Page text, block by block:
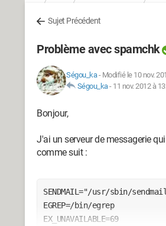
Sujet Précédent
Problème avec spamchk
Ségou_ka- Modifié le 10 nov.
Ségou_ka- 11 nov. 2012 à
Bonjour,
J'ai un serveur de messagerie
comme suit :
SENDMAIL="/usr/sbin/
EGREP=/bin/egrep
EX_UNAVAILABLE=69